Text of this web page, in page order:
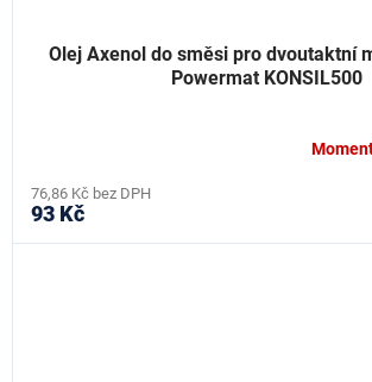
Olej Axenol do směsi pro dvoutaktní
Powermat KONSIL500
76,86 Kč bez DPH
93 Kč